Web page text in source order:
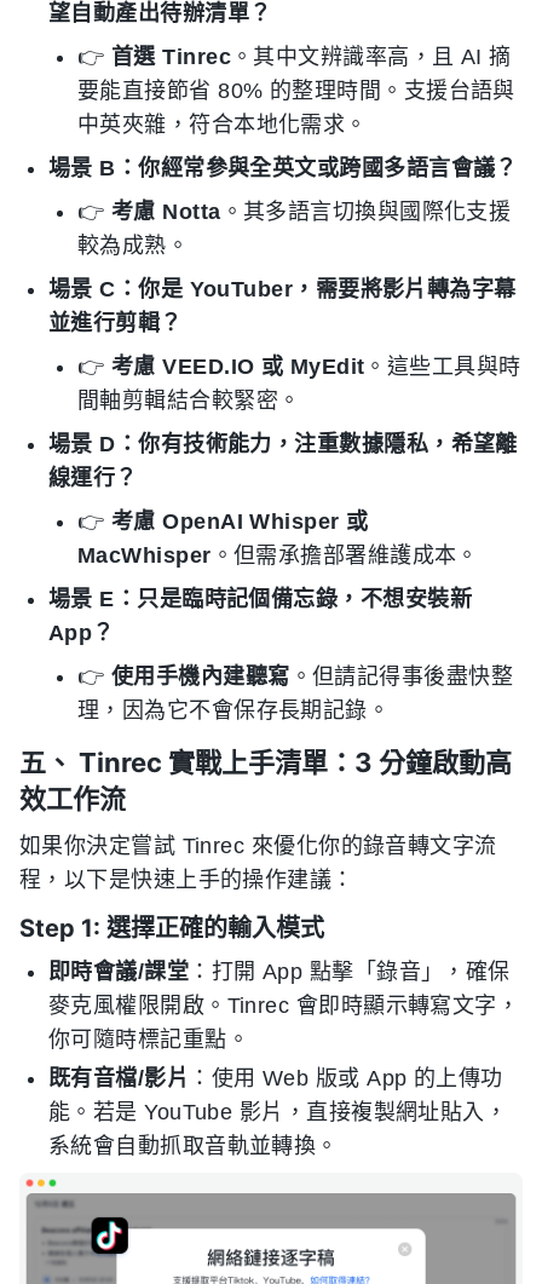
望自動產出待辦清單？
👉 首選 Tinrec。其中文辨識率高，且 AI 摘
要能直接節省 80% 的整理時間。支援台語與
中英夾雜，符合本地化需求。
場景 B：你經常參與全英文或跨國多語言會議？
👉 考慮 Notta 。其多語言切換與國際化支援
較為成熟。
場景 C：你是 YouTuber，需要將影片轉為字幕
並進行剪輯？
👉 考慮 VEED.IO 或 MyEdit 。這些工具與時
間軸剪輯結合較緊密。
場景 D：你有技術能力，注重數據隱私，希望離
線運行？
👉 考慮 OpenAI Whisper 或
MacWhisper 。但需承擔部署維護成本。
場景 E：只是臨時記個備忘錄，不想安裝新
App？
👉 使用手機內建聽寫 。但請記得事後盡快整
理，因為它不會保存長期記錄。
五、 Tinrec 實戰上手清單：3 分鐘啟動高
效工作流
如果你決定嘗試 Tinrec 來優化你的錄音轉文字流
程，以下是快速上手的操作建議：
Step 1: 選擇正確的輸入模式
即時會議/課堂 ：打開 App 點擊「錄音」，確保
麥克風權限開啟。Tinrec 會即時顯示轉寫文字，
你可隨時標記重點。
既有音檔/影片 ：使用 Web 版或 App 的上傳功
能。若是 YouTube 影片，直接複製網址貼入，
系統會自動抓取音軌並轉換。